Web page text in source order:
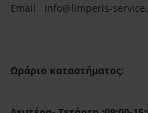
Email info@limperis-
Ωράριο καταστήματος: